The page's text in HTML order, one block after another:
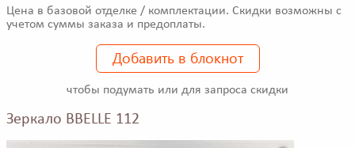
Цена в базовой отделке / комплектации. Скидки возможны с
учетом суммы заказа и предоплаты.
Добавить в блокнот
чтобы подумать или для запроса скидки
Зеркало BBELLE 112